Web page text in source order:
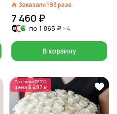
Заказали193раза
7 460 ₽
по 1 865 ₽ ×4
В корзину
По промоЛЕТО
цена6 487 ₽